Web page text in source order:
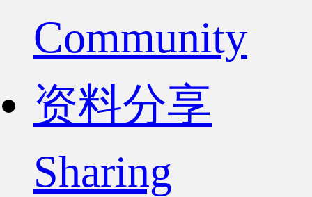
Community
资料分享
Sharing